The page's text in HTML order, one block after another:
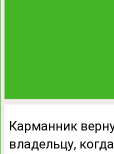
Карманник
владельцу,